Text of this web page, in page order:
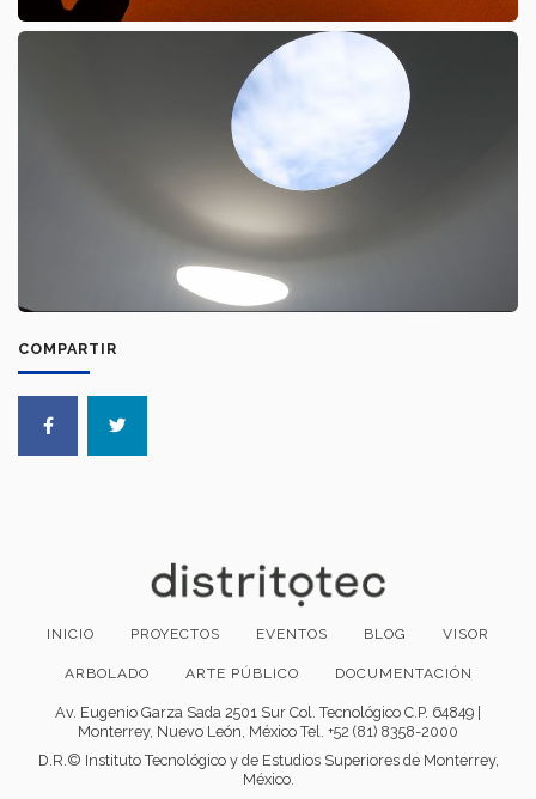
COMPARTIR
INICIO PROYECTOS EVENTOS BLOG VISOR
ARBOLADO ARTE PÚBLICO DOCUMENTACIÓN
Av. Eugenio Garza Sada 2501 Sur Col. Tecnológico C.P. 64849 |
Monterrey, Nuevo León, México Tel. +52 (81) 8358-2000
D.R.© Instituto Tecnológico y de Estudios Superiores de Monterrey,
México.